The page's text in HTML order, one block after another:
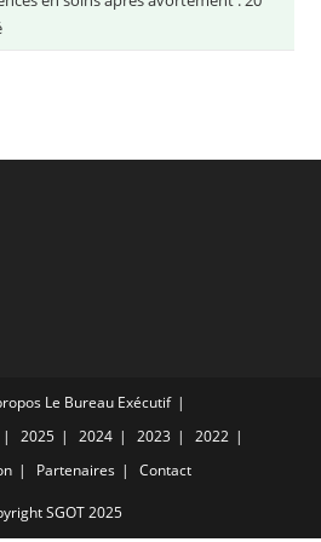
Le Bureau Exécutif
2025 2024 2023
2022
Partenaires Contact
SGOT 2025